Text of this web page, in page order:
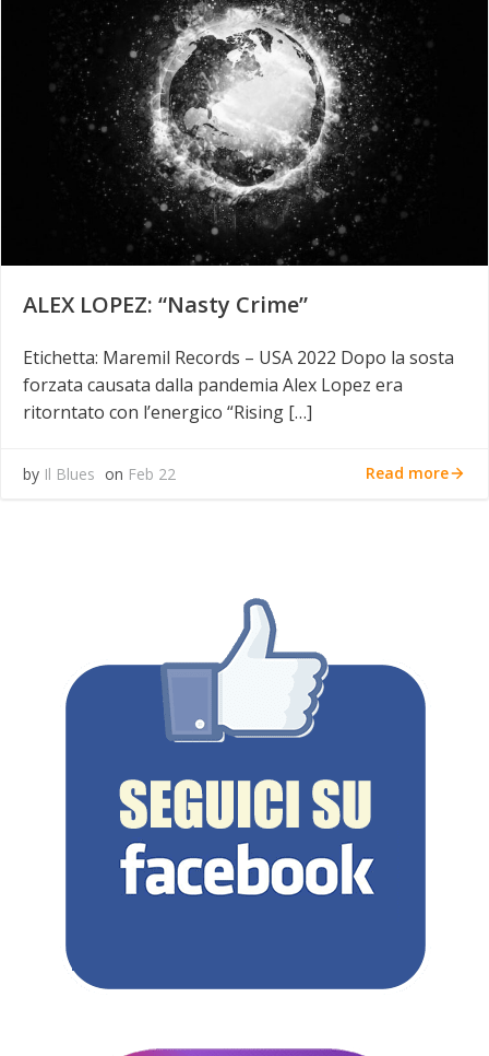
ALEX LOPEZ: “Nasty Crime”
Etichetta: Maremil Records – USA 2022 Dopo la sosta
forzata causata dalla pandemia Alex Lopez era
ritorntato con l’energico “Rising […]
by Il Blues on Feb 22 Read more